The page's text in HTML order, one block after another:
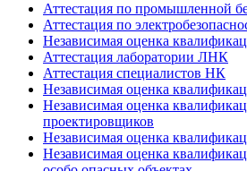
Аттестация по промышленной
Аттестация по
Независимая оценка
Аттестация лаборатории ЛНК
Аттестация специалистов НК
Независимая оценка
Независимая оценка
проектировщиков
Независимая оценка
Независимая оценка